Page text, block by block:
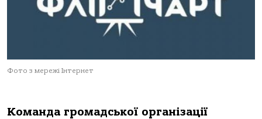
Фото з мережі Інтернет
Команда громадської організації